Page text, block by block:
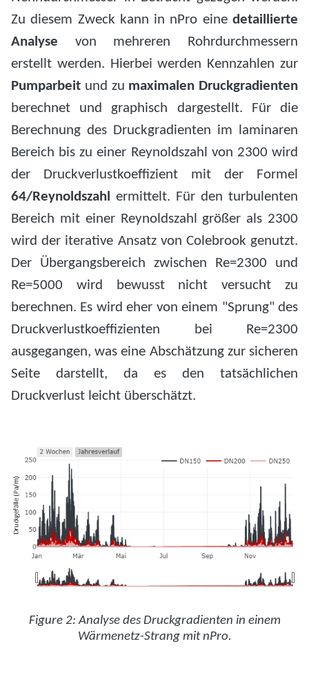
Zu diesem Zweck kann in nPro eine detaillierte
Analyse von mehreren Rohrdurchmessern
erstellt werden. Hierbei werden Kennzahlen zur
Pumparbeit und zu maximalen Druckgradienten
berechnet und graphisch dargestellt. Für die
Berechnung des Druckgradienten im laminaren
Bereich bis zu einer Reynoldszahl von 2300 wird
der Druckverlustkoeffizient mit der Formel
64/Reynoldszahl
ermittelt. Für den turbulenten
Bereich mit einer Reynoldszahl größer als 2300
wird der iterative Ansatz von Colebrook genutzt.
Der Übergangsbereich zwischen Re=2300 und
Re=5000 wird bewusst nicht versucht zu
berechnen. Es wird eher von einem "Sprung" des
Druckverlustkoeffizienten bei Re=2300
ausgegangen, was eine Abschätzung zur sicheren
Seite darstellt, da es den tatsächlichen
Druckverlust leicht überschätzt.
Figure 2: Analyse des Druckgradienten in einem
Wärmenetz-Strang mit nPro.